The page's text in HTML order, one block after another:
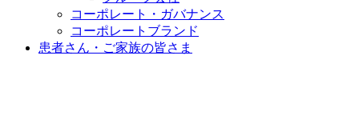
コーポレート・ガバナンス
コーポレートブランド
患者さん・ご家族の皆さま